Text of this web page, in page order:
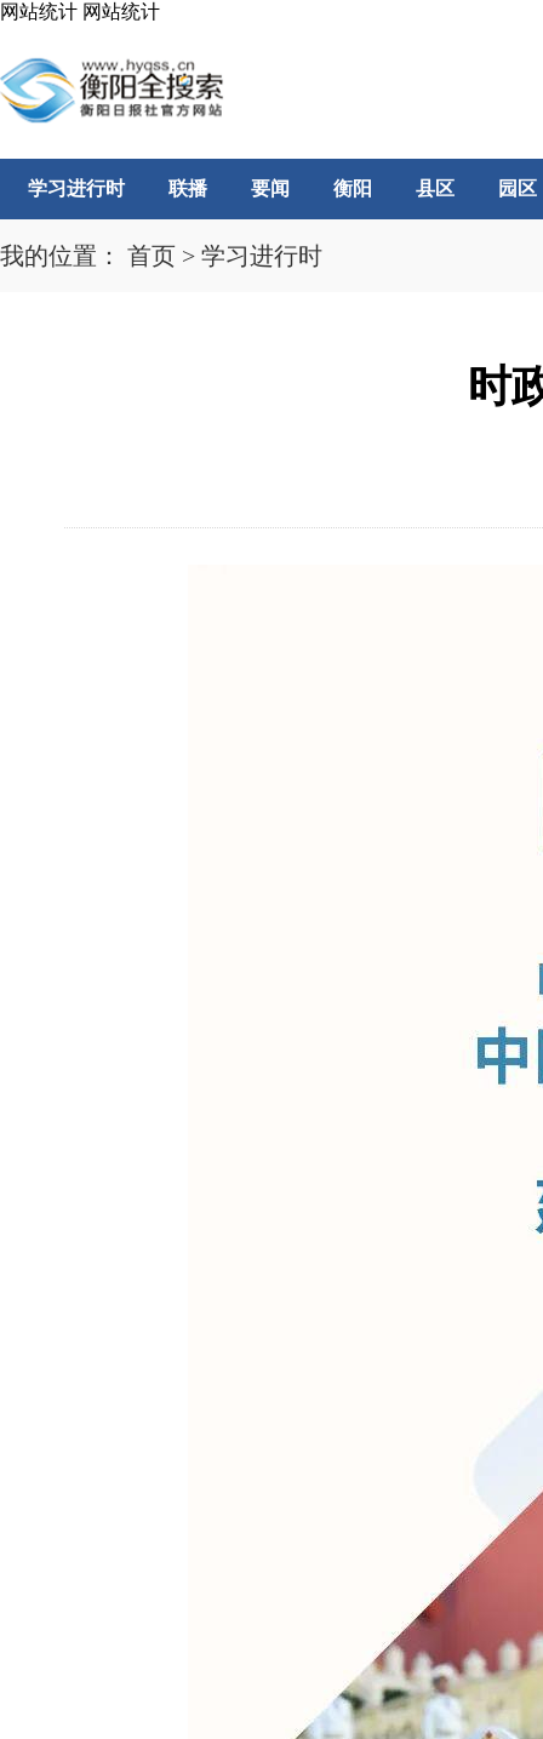
网站统计 网站统计
学习进行时 联播 要闻 衡阳 县区 园区
我的位置： 首页 > 学习进行时
时